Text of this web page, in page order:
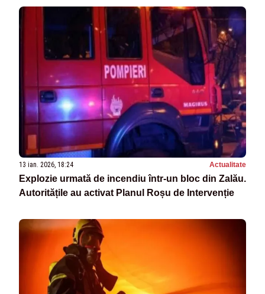
13 ian. 2026, 18:24 Actualitate
Explozie urmată de incendiu într-un bloc din Zalău.
Autoritățile au activat Planul Roșu de Intervenție